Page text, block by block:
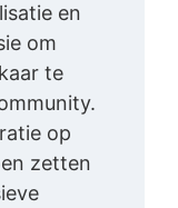
en
om
te
op
zetten